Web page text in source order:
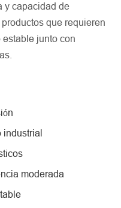
y capacidad de
que requieren
junto con
moderada